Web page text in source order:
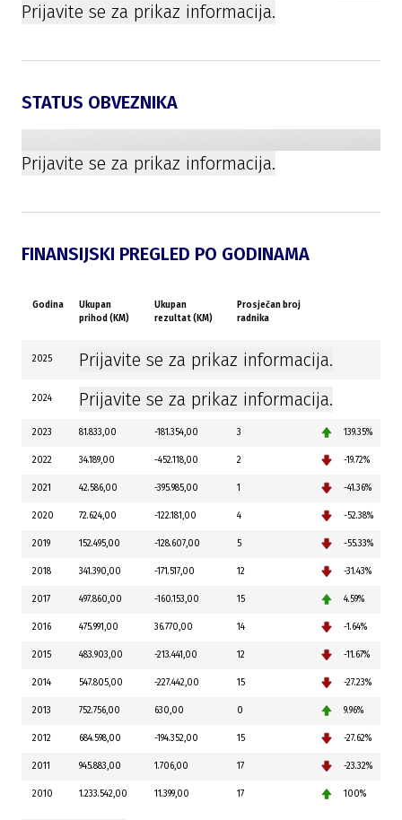
Prijavite se za prikaz informacija.
STATUS OBVEZNIKA
Prijavite se za prikaz informacija.
FINANSIJSKI PREGLED PO GODINAMA
Godina
Ukupan
prihod (KM)
Ukupan
rezultat (KM)
Prosječan broj
radnika
2025 Prijavite se za prikaz informacija.
2024 Prijavite se za prikaz informacija.
2023 81.833,00 -181.354,00 3 139.35%
2022 34.189,00 -452.118,00 2 -19.72%
2021 42.586,00 -395.985,00 1 -41.36%
2020 72.624,00 -122.181,00 4 -52.38%
2019 152.495,00 -128.607,00 5 -55.33%
2018 341.390,00 -171.517,00 12 -31.43%
2017 497.860,00 -160.153,00 15 4.59%
2016 475.991,00 36.770,00 14 -1.64%
2015 483.903,00 -213.441,00 12 -11.67%
2014 547.805,00 -227.442,00 15 -27.23%
2013 752.756,00 630,00 0 9.96%
2012 684.598,00 -194.352,00 15 -27.62%
2011 945.883,00 1.706,00 17 -23.32%
2010 1.233.542,00 11.399,00 17 100%